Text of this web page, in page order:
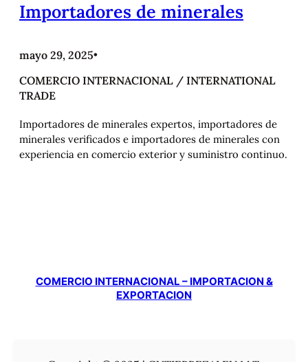
Importadores de minerales
mayo 29, 2025•
COMERCIO INTERNACIONAL / INTERNATIONAL
TRADE
Importadores de minerales expertos, importadores de
minerales verificados e importadores de minerales con
experiencia en comercio exterior y suministro continuo.
COMERCIO INTERNACIONAL – IMPORTACION &
EXPORTACION